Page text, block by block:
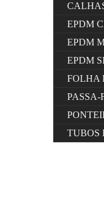
EPDM
EPDM
EPDM
FOLHA
PASSA-
TUBOS